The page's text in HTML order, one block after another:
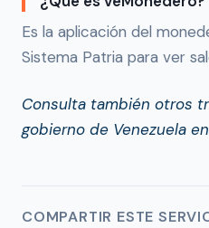
Es la aplicación del
Sistema Patria para ver
Consulta también otros
gobierno de Venezuela en
COMPARTIR ESTE